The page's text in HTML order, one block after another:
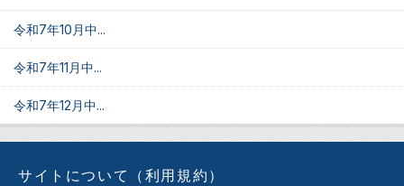
令和7年10月中...
令和7年11月中...
令和7年12月中...
サイトについて（利用規約）